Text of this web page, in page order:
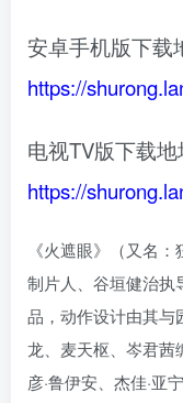
安卓手机版下载
https://
电视TV版下载地
https://
《火遮眼》（又名
制片人、谷垣健治执
品，动作设计由其与
龙、麦天枢、岑君茜
彦·鲁伊安、杰佳·亚